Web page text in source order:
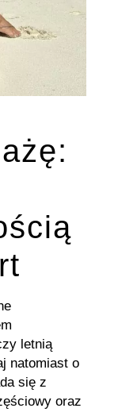
letnią
natomiast o
się z
oraz